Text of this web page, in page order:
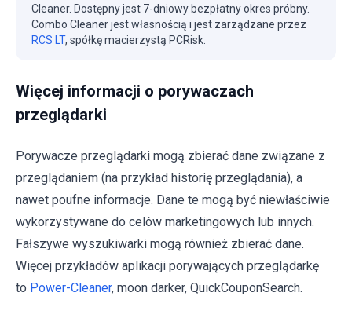
Cleaner. Dostępny jest 7-dniowy bezpłatny okres próbny.
Combo Cleaner jest własnością i jest zarządzane przez
RCS LT, spółkę macierzystą PCRisk.
Więcej informacji o porywaczach
przeglądarki
Porywacze przeglądarki mogą zbierać dane związane z
przeglądaniem (na przykład historię przeglądania), a
nawet poufne informacje. Dane te mogą być niewłaściwie
wykorzystywane do celów marketingowych lub innych.
Fałszywe wyszukiwarki mogą również zbierać dane.
Więcej przykładów aplikacji porywających przeglądarkę
to Power-Cleaner, moon darker, QuickCouponSearch.